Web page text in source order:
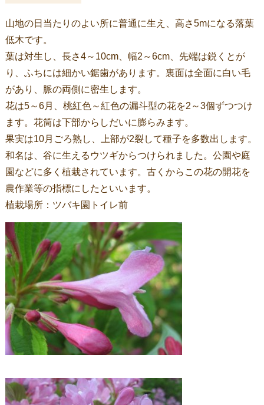
山地の日当たりのよい所に普通に生え、高さ5mになる落葉
低木です。
葉は対生し、長さ4～10cm、幅2～6cm、先端は鋭くとが
り、ふちには細かい鋸歯があります。裏面は全面に白い毛
があり、脈の両側に密生します。
花は5～6月、桃紅色～紅色の漏斗型の花を2～3個ずつつけ
ます。花筒は下部からしだいに膨らみます。
果実は10月ごろ熟し、上部が2裂して種子を多数出します。
和名は、谷に生えるウツギからつけられました。公園や庭
園などに多く植栽されています。古くからこの花の開花を
農作業等の指標にしたといいます。
植栽場所：ツバキ園トイレ前